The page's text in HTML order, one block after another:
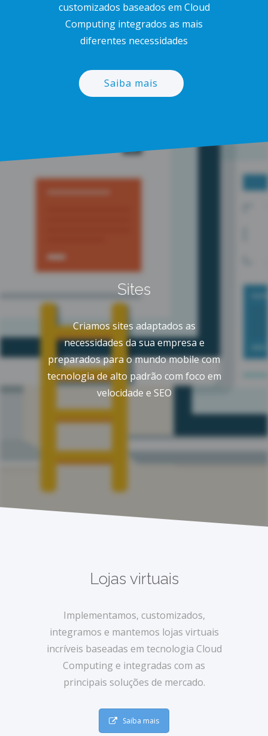
customizados baseados em Cloud
Computing integrados as mais
diferentes necessidades
Saiba mais
Sites
Criamos sites adaptados as
necessidades da sua empresa e
preparados para o mundo mobile com
tecnologia de alto padrão com foco em
velocidade e SEO
Lojas virtuais
Implementamos, customizados,
integramos e mantemos lojas virtuais
incríveis baseadas em tecnologia Cloud
Computing e integradas com as
principais soluções de mercado.
Saiba mais